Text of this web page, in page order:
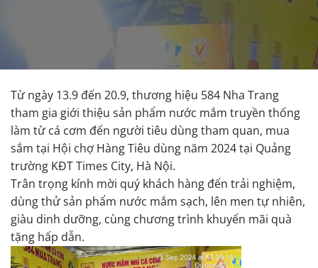
Từ ngày 13.9 đến 20.9, thương hiệu 584 Nha Trang
tham gia giới thiệu sản phẩm nước mắm truyền thống
làm từ cá cơm đến người tiêu dùng tham quan, mua
sắm tại Hội chợ Hàng Tiêu dùng năm 2024 tại Quảng
trường KĐT Times City, Hà Nội.
Trân trọng kính mời quý khách hàng đến trải nghiệm,
dùng thử sản phẩm nước mắm sạch, lên men tự nhiên,
giàu dinh dưỡng, cùng chương trình khuyến mãi quà
tặng hấp dẫn.